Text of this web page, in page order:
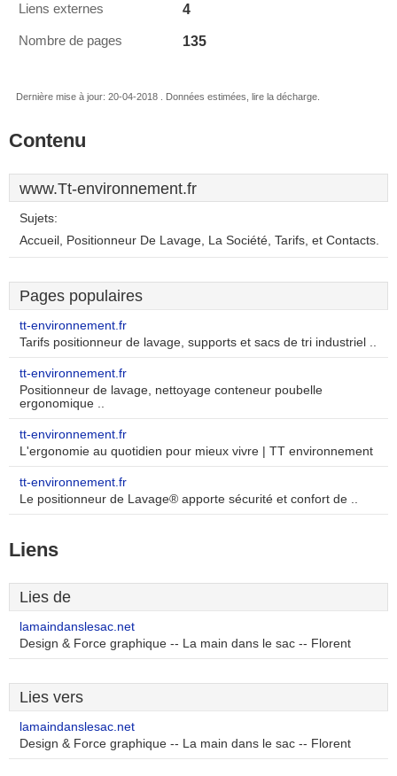
Liens externes 4
Nombre de pages 135
Dernière mise à jour: 20-04-2018 . Données estimées, lire la décharge.
Contenu
www.Tt-environnement.fr
Sujets:
Accueil, Positionneur De Lavage, La Société, Tarifs, et Contacts.
Pages populaires
tt-environnement.fr
Tarifs positionneur de lavage, supports et sacs de tri industriel ..
tt-environnement.fr
Positionneur de lavage, nettoyage conteneur poubelle
ergonomique ..
tt-environnement.fr
L'ergonomie au quotidien pour mieux vivre | TT environnement
tt-environnement.fr
Le positionneur de Lavage® apporte sécurité et confort de ..
Liens
Lies de
lamaindanslesac.net
Design & Force graphique -- La main dans le sac -- Florent
Lies vers
lamaindanslesac.net
Design & Force graphique -- La main dans le sac -- Florent